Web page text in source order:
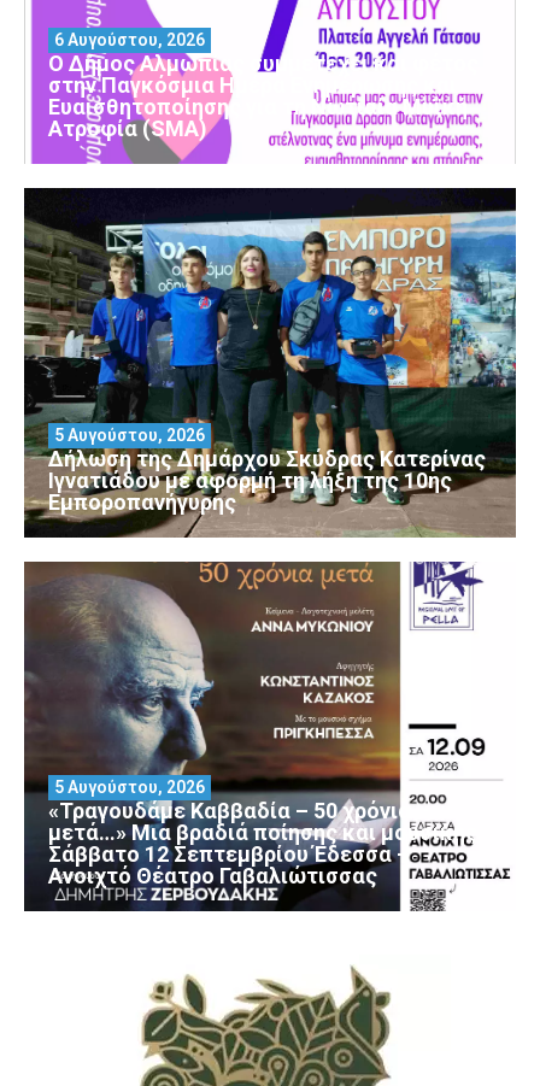
Ο Δήμος Αλμωπίας συμμετέχει και φέτος
στην Παγκόσμια Ημέρα Ενημέρωσης και
Ευαισθητοποίησης για τη Νωτιαία Μυϊκή
Ατροφία (SMA)
6 Αυγούστου, 2026
Δήλωση της Δημάρχου Σκύδρας Κατερίνας
Ιγνατιάδου με αφορμή τη λήξη της 10ης
Εμποροπανήγυρης
5 Αυγούστου, 2026
«Τραγουδάμε Καββαδία – 50 χρόνια
μετά…» Μια βραδιά ποίησης και μουσικής
Σάββατο 12 Σεπτεμβρίου Έδεσσα –
Ανοιχτό Θέατρο Γαβαλιώτισσας
5 Αυγούστου, 2026